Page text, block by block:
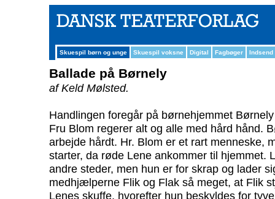
Skuespil børn og unge Skuespil voksne Digital Fagbøger Indsend
Ballade på Børnely
af Keld Mølsted.
Handlingen foregår på børnehjemmet
Fru Blom regerer alt og alle med hård hånd.
arbejde hårdt. Hr. Blom er et rart menneske,
starter, da røde Lene ankommer til hjemmet.
andre steder, men hun er for skrap og lader
medhjælperne Flik og Flak så meget, at Flik
Lenes skuffe, hvorefter hun beskyldes for